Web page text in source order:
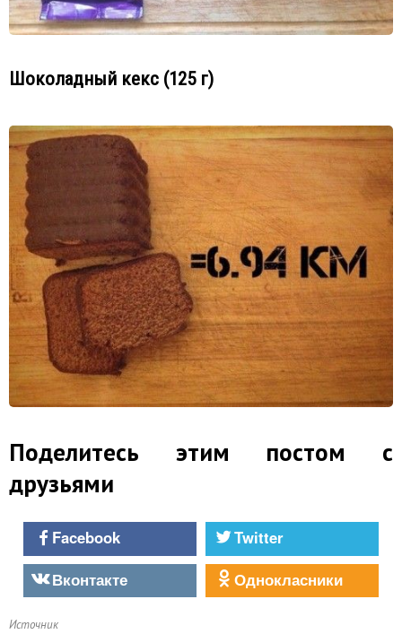
Шоколадный кекс (125 г)
Поделитесь этим постом с
друзьями
Facebook
Twitter
Вконтакте
Однокласники
Источник